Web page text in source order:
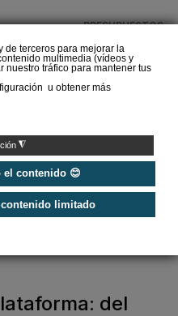
de terceros para mejorar la
multimedia (vídeos y
nuestro tráfico para mantener tus
u obtener más
◮
contenido 😊
limitado
PRESUPUESTOS
un
en s…
Domótica y Smart Home
del